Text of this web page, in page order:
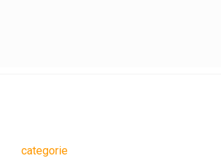
categorie